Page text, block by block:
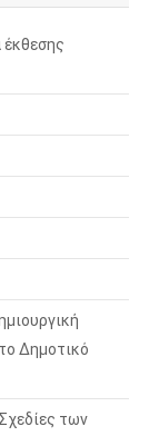
έκθεσης
Δημοτικό
των